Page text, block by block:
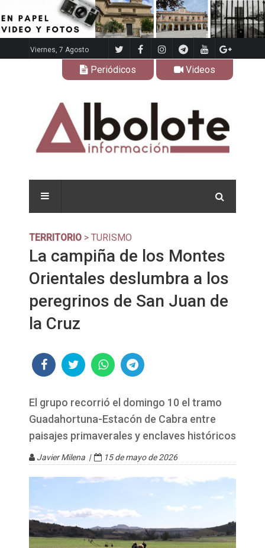
Viernes, 7 Agosto
Periódicos Videos
TERRITORIO > TURISMO
La campiña de los Montes
Orientales deslumbra a los
peregrinos de San Juan de
la Cruz
El grupo recorrió el domingo 10 el tramo
Guadahortuna-Estacón de Cabra entre
paisajes primaverales y enclaves históricos
Javier Milena | 15 de mayo de 2026